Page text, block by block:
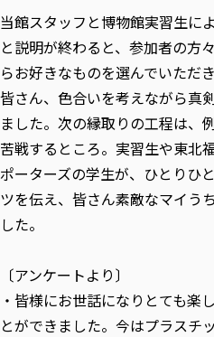
ICT教育
初年次教育（リエゾンゼミⅠ
実学臨床教育（総合福祉学部
教育実践活動（教育学科学生
禅のこころ
教員紹介・業績
学びのサポート
学びのサポート
学費（学部学科）
授業料減免・奨学金等
宿舎の紹介
学生生活サポート
学生総合補償制度
スポーツ傷害保険
伝承講座「311『伝える／備
JICA草の根技術協力事業
被災地の子ども支援活動
研究所について
研究者のご紹介
当館スタッフと博物館実習生に
と説明が終わると、参加者の方
らお好きなものを選んでいただ
皆さん、色合いを考えながら真
ました。次の縁取りの工程は、
苦戦するところ。実習生や東北
ポーターズの学生が、ひとりひ
ツを伝え、皆さん素敵なマイう
した。
〔アンケートより〕
・皆様にお世話になりとても楽
とができました。今はプラスチ